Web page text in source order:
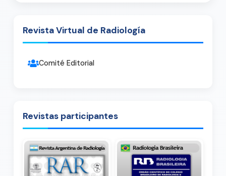
Revista Virtual de Radiología
Comité Editorial
Revistas participantes